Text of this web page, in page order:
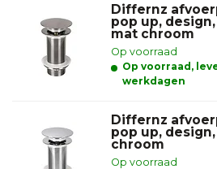
Differnz
pop up,
mat chroom
Op voorraad
Op voorraad,
werkdagen
Differnz
pop up,
chroom
Op voorraad